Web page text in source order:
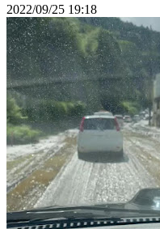
2022/09/25 19:18